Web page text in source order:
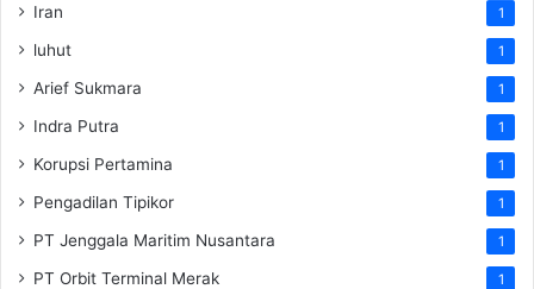
Iran 1
luhut 1
Arief Sukmara 1
Indra Putra 1
Korupsi Pertamina 1
Pengadilan Tipikor 1
PT Jenggala Maritim Nusantara 1
PT Orbit Terminal Merak 1